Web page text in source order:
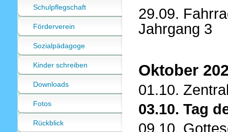
Schulpflegschaft
Förderverein
Sozialpädagoge
Kinder schreiben
Downloads
Fotos
Rückblick
29.09.
Jahrgang 3
Oktober
01.10.
03.10. Tag
09.10.